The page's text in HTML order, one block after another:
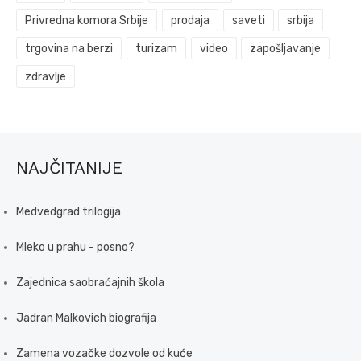
Privredna komora Srbije prodaja saveti srbija
trgovina na berzi turizam video zapošljavanje
zdravlje
NAJČITANIJE
Medvedgrad trilogija
Mleko u prahu - posno?
Zajednica saobraćajnih škola
Jadran Malkovich biografija
Zamena vozačke dozvole od kuće